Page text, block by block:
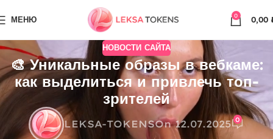
МЕНЮ 0 0,00
НОВОСТИ САЙТА
🎨 Уникальные образы в вебкаме:
как выделиться и привлечь топ-
зрителей
LEKSA-TOKENSOn 12.07.2025 0